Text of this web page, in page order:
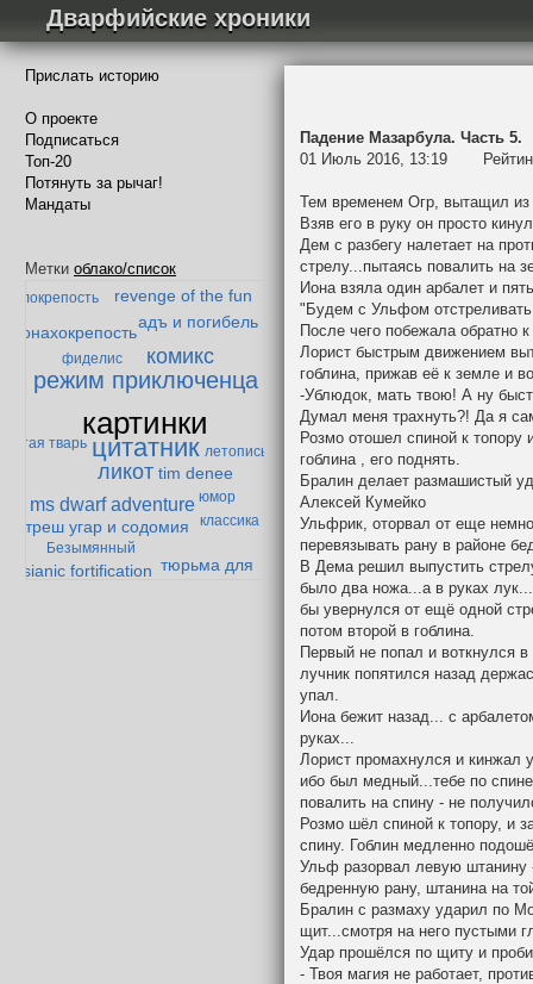
Дварфийские хроники
Прислать историю
О проекте
Подписаться
Топ-20
Потянуть за рычаг!
Мандаты
Метки облако/список
картинки
цитатник
режим приключенца
ликот
комикс
ms dwarf adventure
треш угар и содомия
tim denee
адъ и погибель
revenge of the fun
fortification тюрьма для
монахокрепость
фиделис
классика
теория превосходства
гоблокрепость
юмор
летопись
тварь
Падение Мазарбула
жаб
Безымянный
Падение Мазарбула. Часть 5.
01 Июль 2016, 13:19
Тем временем Огр, вытащил из
Взяв его в руку он просто
Дем с разбегу налетает на
стрелу...пытаясь повалить на
Иона взяла один арбалет и
"Будем с Ульфом
После чего побежала обратно
Лорист быстрым движением
гоблина, прижав её к земле и
-Ублюдок, мать твою! А ну
Думал меня трахнуть?! Да я
Розмо отошел спиной к топору
гоблина , его поднять.
Бралин делает размашистый
Алексей Кумейко
Ульфрик, оторвал от еще
перевязывать рану в районе
В Дема решил выпустить
было два ножа...а в руках
бы увернулся от ещё одной
потом второй в гоблина.
Первый не попал и воткнулся
лучник попятился назад
упал.
Иона бежит назад... с
руках...
Лорист промахнулся и
ибо был медный...тебе по
повалить на спину - не
Розмо шёл спиной к топору, и
спину. Гоблин медленно
Ульф разорвал левую штанину
бедренную рану, штанина на
Бралин с размаху ударил по
щит...смотря на него пустыми
Удар прошёлся по щиту и
- Твоя магия не работает,